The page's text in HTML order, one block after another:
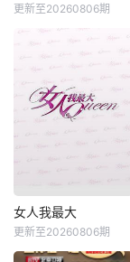
更新至20260806期
女人我最大
更新至20260806期